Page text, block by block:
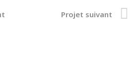
Projet suivant